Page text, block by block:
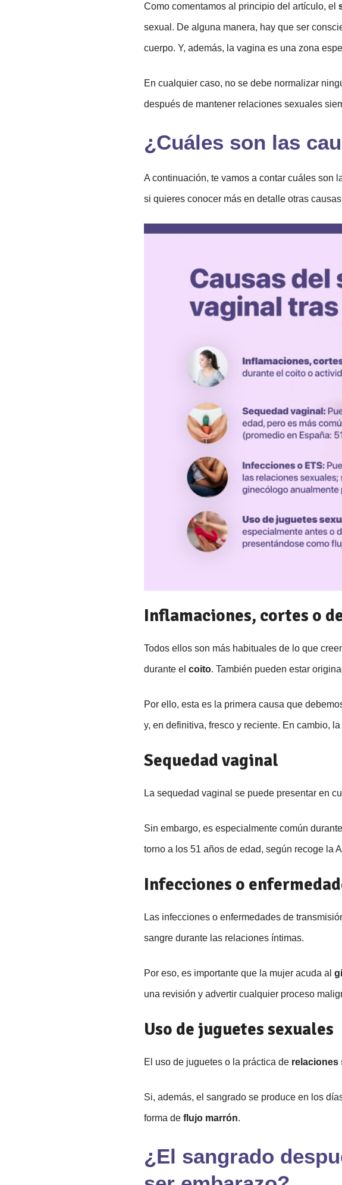
Como comentamos al principio del artículo, el
sexual. De alguna manera, hay que ser
cuerpo. Y, además, la vagina es una zona
En cualquier caso, no se debe normalizar
después de mantener relaciones sexuales
¿Cuáles son las
A continuación, te vamos a contar cuáles son
si quieres conocer más en detalle otras
Inflamaciones, cortes o
Todos ellos son más habituales de lo que
durante el coito. También pueden estar
Por ello, esta es la primera causa que
y, en definitiva, fresco y reciente. En cambio,
Sequedad vaginal
La sequedad vaginal se puede presentar en
Sin embargo, es especialmente común
torno a los 51 años de edad, según recoge la
Infecciones o
Las infecciones o enfermedades de
sangre durante las relaciones íntimas.
Por eso, es importante que la mujer acuda al
una revisión y advertir cualquier proceso
Uso de juguetes sexuales
El uso de juguetes o la práctica de relaciones
Si, además, el sangrado se produce en los
forma de flujo marrón.
¿El sangrado